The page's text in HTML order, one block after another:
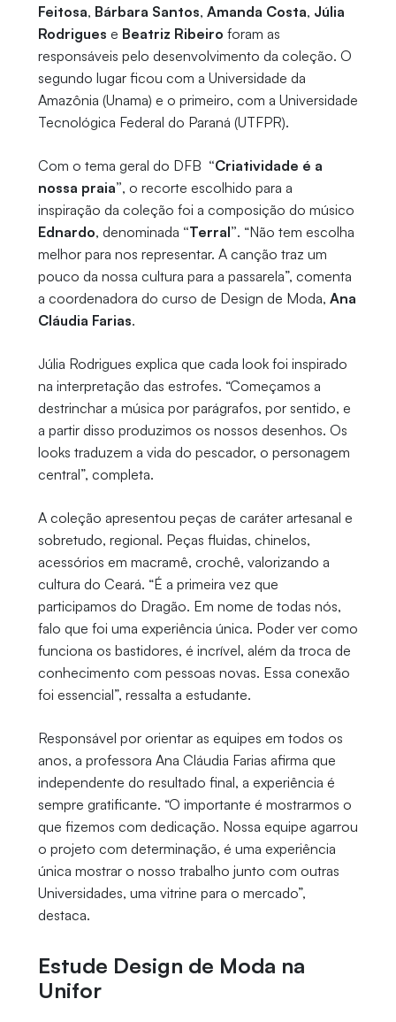
Feitosa, Bárbara Santos, Amanda Costa, Júlia
Rodrigues e Beatriz Ribeiro foram as
responsáveis pelo desenvolvimento da coleção. O
segundo lugar ficou com a Universidade da
Amazônia (Unama) e o primeiro, com a Universidade
Tecnológica Federal do Paraná (UTFPR).
Com o tema geral do DFB “Criatividade é a
nossa praia”, o recorte escolhido para a
inspiração da coleção foi a composição do músico
Ednardo, denominada “Terral”. “Não tem escolha
melhor para nos representar. A canção traz um
pouco da nossa cultura para a passarela”, comenta
a coordenadora do curso de Design de Moda, Ana
Cláudia Farias.
Júlia Rodrigues explica que cada look foi inspirado
na interpretação das estrofes. “Começamos a
destrinchar a música por parágrafos, por sentido, e
a partir disso produzimos os nossos desenhos. Os
looks traduzem a vida do pescador, o personagem
central”, completa.
A coleção apresentou peças de caráter artesanal e
sobretudo, regional. Peças fluidas, chinelos,
acessórios em macramê, crochê, valorizando a
cultura do Ceará. “É a primeira vez que
participamos do Dragão. Em nome de todas nós,
falo que foi uma experiência única. Poder ver como
funciona os bastidores, é incrível, além da troca de
conhecimento com pessoas novas. Essa conexão
foi essencial”, ressalta a estudante.
Responsável por orientar as equipes em todos os
anos, a professora Ana Cláudia Farias afirma que
independente do resultado final, a experiência é
sempre gratificante. “O importante é mostrarmos o
que fizemos com dedicação. Nossa equipe agarrou
o projeto com determinação, é uma experiência
única mostrar o nosso trabalho junto com outras
Universidades, uma vitrine para o mercado”,
destaca.
Estude Design de Moda na
Unifor